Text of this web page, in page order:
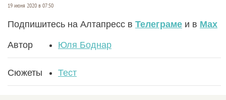
19 июня 2020 в 07:50
Подпишитесь на Алтапресс в Телеграме и в Max
Автор Юля Боднар
Сюжеты Тест